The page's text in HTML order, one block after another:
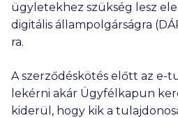
ügyletekhez szükség lesz
digitális állampolgárságra
ra.
A szerződéskötés előtt az e-
lekérni akár Ügyfélkapun
kiderül, hogy kik a